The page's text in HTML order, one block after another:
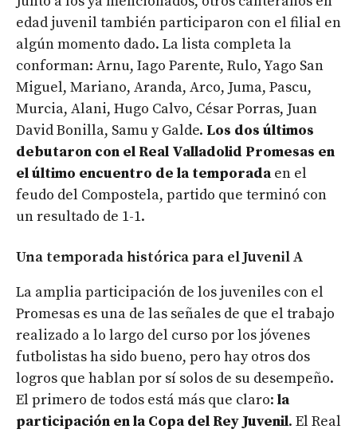
edad juvenil también participaron con el filial en
algún momento dado. La lista completa la
conforman: Arnu, Iago Parente, Rulo, Yago San
Miguel, Mariano, Aranda, Arco, Juma, Pascu,
Murcia, Alani, Hugo Calvo, César Porras, Juan
David Bonilla, Samu y Galde. Los dos últimos
debutaron con el Real Valladolid Promesas en
el último encuentro de la temporada en el
feudo del Compostela, partido que terminó con
un resultado de 1-1.
Una temporada histórica para el Juvenil A
La amplia participación de los juveniles con el
Promesas es una de las señales de que el trabajo
realizado a lo largo del curso por los jóvenes
futbolistas ha sido bueno, pero hay otros dos
logros que hablan por sí solos de su desempeño.
El primero de todos está más que claro: la
participación en la Copa del Rey Juvenil. El Real